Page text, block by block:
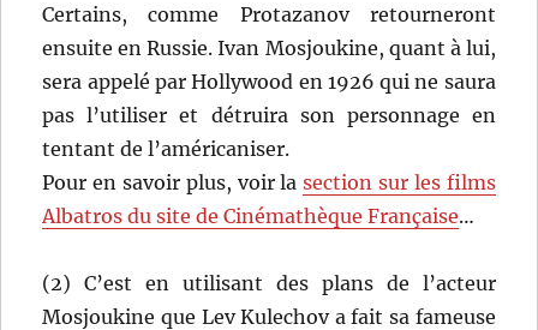
Certains, comme Protazanov retourneront
ensuite en Russie. Ivan Mosjoukine, quant à lui,
sera appelé par Hollywood en 1926 qui ne saura
pas l’utiliser et détruira son personnage en
tentant de l’américaniser.
Pour en savoir plus, voir lasection sur les films
Albatros du site de Cinémathèque Française…
(2) C’est en utilisant des plans de l’acteur
Mosjoukine que Lev Kulechov a fait sa fameuse